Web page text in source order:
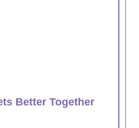
Better Together